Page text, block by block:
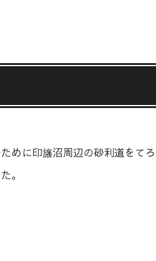
めに印旛沼周辺の砂利道をてろ
。